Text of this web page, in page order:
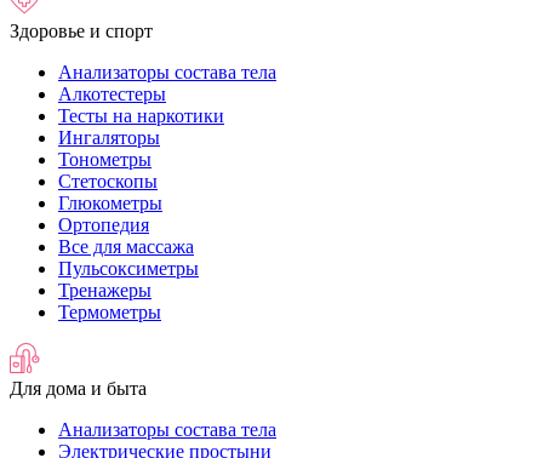
Здоровье и спорт
Анализаторы состава тела
Алкотестеры
Тесты на наркотики
Ингаляторы
Тонометры
Стетоскопы
Глюкометры
Ортопедия
Все для массажа
Пульсоксиметры
Тренажеры
Термометры
Для дома и быта
Анализаторы состава тела
Электрические простыни